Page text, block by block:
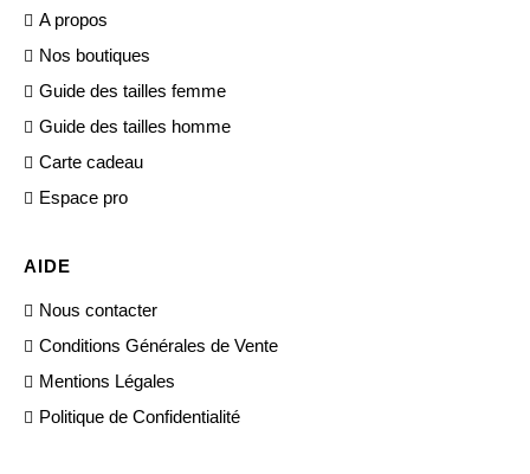
A propos
Nos boutiques
Guide des tailles femme
Guide des tailles homme
Carte cadeau
Espace pro
AIDE
Nous contacter
Conditions Générales de Vente
Mentions Légales
Politique de Confidentialité